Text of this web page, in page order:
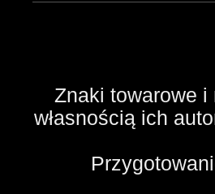
Znaki towarowe i
własnością ich